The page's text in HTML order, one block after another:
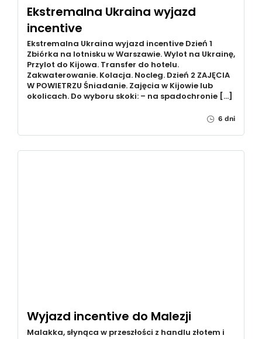
Ekstremalna Ukraina wyjazd
incentive
Ekstremalna Ukraina wyjazd incentive Dzień 1
Zbiórka na lotnisku w Warszawie. Wylot na Ukrainę,
Przylot do Kijowa. Transfer do hotelu.
Zakwaterowanie. Kolacja. Nocleg. Dzień 2 ZAJĘCIA
W POWIETRZU Śniadanie. Zajęcia w Kijowie lub
okolicach. Do wyboru skoki: – na spadochronie […]
6 dni
Wyjazd incentive do Malezji
Malakka, słynąca w przeszłości z handlu złotem i